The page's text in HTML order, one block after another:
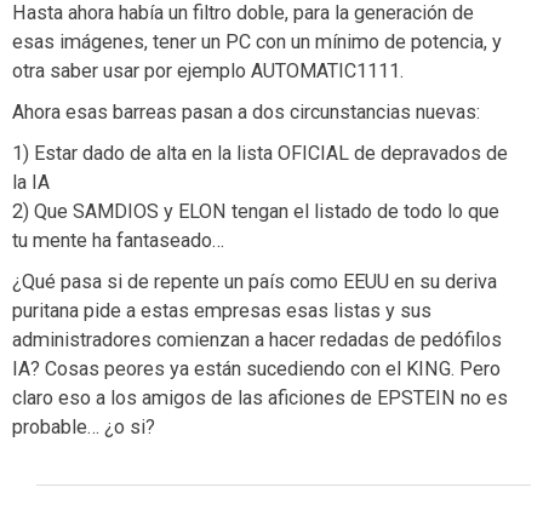
Hasta ahora había un filtro doble, para la generación de
esas imágenes, tener un PC con un mínimo de potencia, y
otra saber usar por ejemplo AUTOMATIC1111.
Ahora esas barreas pasan a dos circunstancias nuevas:
1) Estar dado de alta en la lista OFICIAL de depravados de
la IA
2) Que SAMDIOS y ELON tengan el listado de todo lo que
tu mente ha fantaseado…
¿Qué pasa si de repente un país como EEUU en su deriva
puritana pide a estas empresas esas listas y sus
administradores comienzan a hacer redadas de pedófilos
IA? Cosas peores ya están sucediendo con el KING. Pero
claro eso a los amigos de las aficiones de EPSTEIN no es
probable… ¿o si?